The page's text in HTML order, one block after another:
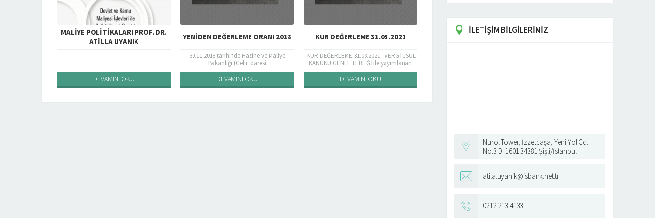
MALIYE POLITIKALARI PROF. DR.
ATILLA UYANIK
DEVAMINI OKU
YENIDEN DEĞERLEME ORANI 2018
30.11.2018 tarihinde Hazine ve Maliye
Bakanlığı (Gelir İdaresi
Başkanlığı) tarafından yayınlanan 503 sıra
nolu VERGİ USUL KANUNU GENEL TEBLİĞİ
DEVAMINI OKU
KUR DEĞERLEME 31.03.2021
KUR DEĞERLEME 31.03.2021 VERGİ USUL
KANUNU GENEL TEBLİĞİ ile yayımlanan
(TCMB tarafından belirlenen)ve 31.03.2021
tarihi itibariyle, borsada rayici
DEVAMINI OKU
DEFTER TASDIKLERI 2019
İLETİŞİM BİLGİLERİMİZ
Nurol Tower, İzzetpaşa, Yeni Yol Cd.
No:3 D: 1601 34381 Şişli/İstanbul
atila.uyanik@isbank.net.tr
0212 213 4133